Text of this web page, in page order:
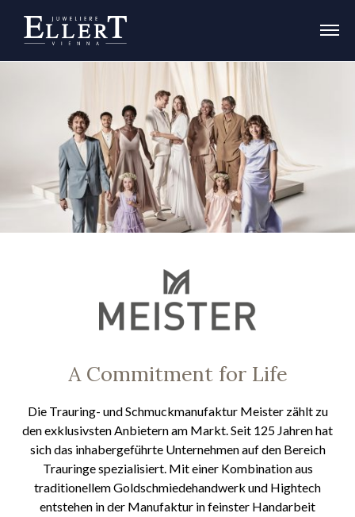
A Commitment for Life
Die Trauring- und Schmuckmanufaktur Meister zählt zu
den exklusivsten Anbietern am Markt. Seit 125 Jahren hat
sich das inhabergeführte Unternehmen auf den Bereich
Trauringe spezialisiert. Mit einer Kombination aus
traditionellem Goldschmiedehandwerk und Hightech
entstehen in der Manufaktur in feinster Handarbeit